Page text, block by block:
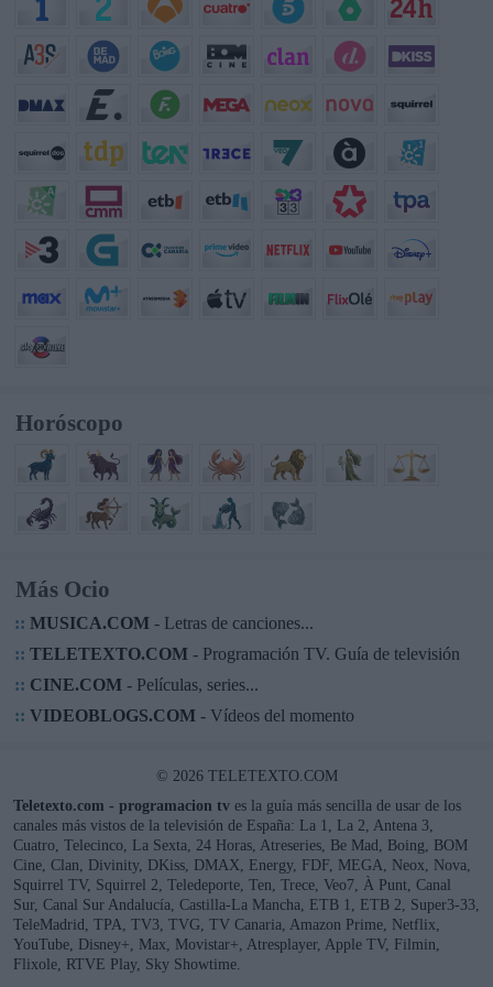
Horóscopo
Más Ocio
:: MUSICA.COM- Letras de canciones...
:: TELETEXTO.COM- Programación TV. Guía de televisión
:: CINE.COM- Películas, series...
:: VIDEOBLOGS.COM- Vídeos del momento
© 2026 TELETEXTO.COM
Teletexto.com - programacion tv es la guía más sencilla de usar de los
canales más vistos de la televisión de España: La 1, La 2, Antena 3,
Cuatro, Telecinco, La Sexta, 24 Horas, Atreseries, Be Mad, Boing, BOM
Cine, Clan, Divinity, DKiss, DMAX, Energy, FDF, MEGA, Neox, Nova,
Squirrel TV, Squirrel 2, Teledeporte, Ten, Trece, Veo7, À Punt, Canal
Sur, Canal Sur Andalucía, Castilla-La Mancha, ETB 1, ETB 2, Super3-33,
TeleMadrid, TPA, TV3, TVG, TV Canaria, Amazon Prime, Netflix,
YouTube, Disney+, Max, Movistar+, Atresplayer, Apple TV, Filmin,
Flixole, RTVE Play, Sky Showtime.